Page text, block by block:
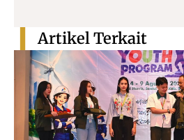
Artikel Terkait